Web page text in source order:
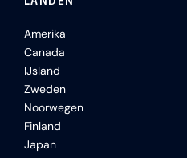
Amerika
Canada
IJsland
Zweden
Noorwegen
Finland
Japan